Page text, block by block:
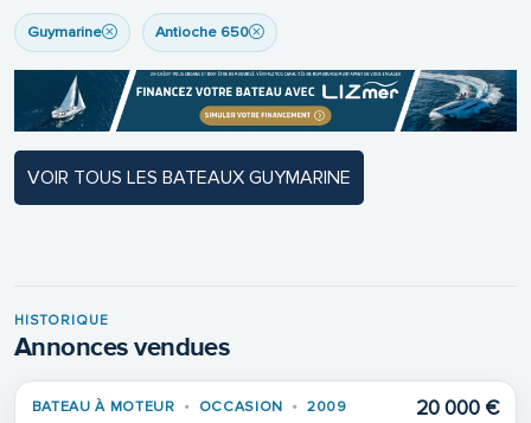
Guymarine Antioche 650
VOIR TOUS LES BATEAUX GUYMARINE
HISTORIQUE
Annonces vendues
VENDU
BATEAU À MOTEUR OCCASION 2009 20 000 €